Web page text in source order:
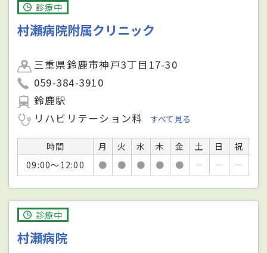
診療中
村瀬病院附属クリニック
三重県鈴鹿市神戸3丁目17-30
059-384-3910
鈴鹿駅
リハビリテーション科
すべて見る
時間 月 火 水 木 金 土 日
祝
09:00～12:00
● ● ● ● ● － － －
診療中
村瀬病院